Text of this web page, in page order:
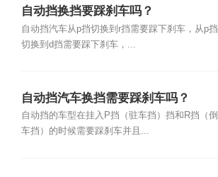
自动挡换挡要踩刹车吗？
自动挡汽车从p挡切换到r挡需要踩下刹车，从p挡
切换到d挡需要踩下刹车，...
自动挡汽车换挡需要踩刹车吗？
自动挡的车型在挂入P挡（驻车挡）挡和R挡（倒
车挡）的时候需要踩刹车并且...